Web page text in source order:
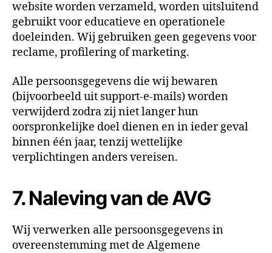
website worden verzameld, worden uitsluitend
gebruikt voor educatieve en operationele
doeleinden. Wij gebruiken geen gegevens voor
reclame, profilering of marketing.
Alle persoonsgegevens die wij bewaren
(bijvoorbeeld uit support-e-mails) worden
verwijderd zodra zij niet langer hun
oorspronkelijke doel dienen en in ieder geval
binnen één jaar, tenzij wettelijke
verplichtingen anders vereisen.
7. Naleving van de AVG
Wij verwerken alle persoonsgegevens in
overeenstemming met de Algemene